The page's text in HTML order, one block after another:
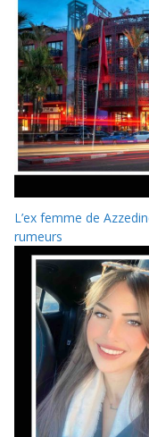
L’ex femme de
rumeurs